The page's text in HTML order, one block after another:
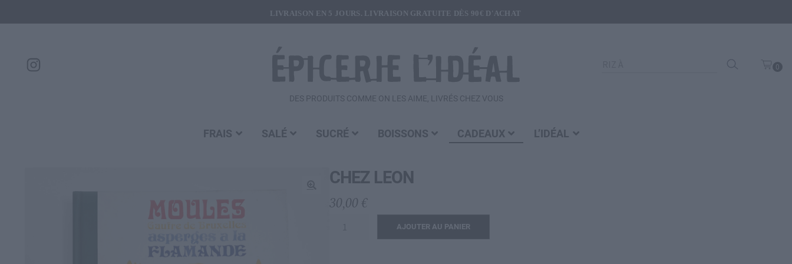
0
DES PRODUITS COMME ON LES AIME, LIVRÉS CHEZ VOUS
FRAIS SALÉ SUCRÉ BOISSONS CADEAUX L’IDÉAL
CHEZ LEON
30,00 €
AJOUTER AU PANIER
LIVRAISON EN 5 JOURS. LIVRAISON GRATUITE DÈS 90€ D'ACHAT